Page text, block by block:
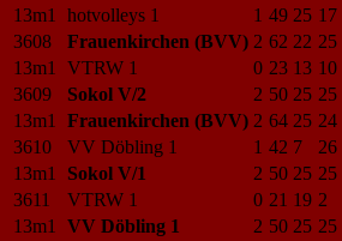
13m1
hotvolleys 1 1 49 25 17
3608
Frauenkirchen (BVV) 2 62 22 25
13m1
VTRW 1 0 23 13 10
3609
Sokol V/2 2 50 25 25
13m1
Frauenkirchen (BVV) 2 64 25 24
3610
VV Döbling 1 1 42 7 26
13m1
Sokol V/1 2 50 25 25
3611
VTRW 1 0 21 19 2
13m1
VV Döbling 1 2 50 25 25